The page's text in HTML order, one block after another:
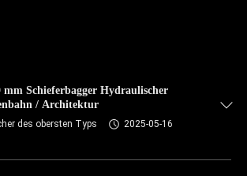
mm Schieferbagger Hydraulischer
/ Architektur
des obersten Typs
2025-05-16